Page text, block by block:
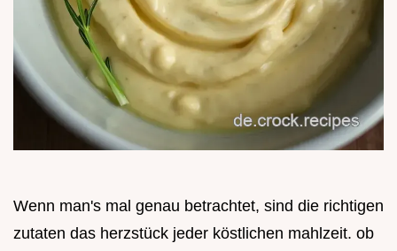
Wenn man's mal genau betrachtet, sind die richtigen
zutaten das herzstück jeder köstlichen mahlzeit. ob